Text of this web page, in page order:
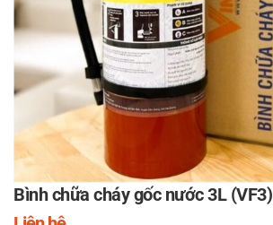
Bình chữa cháy gốc nước 3L (VF3)